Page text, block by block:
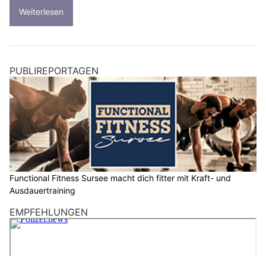
Weiterlesen
PUBLIREPORTAGEN
Functional Fitness Sursee macht dich fitter mit Kraft- und
Ausdauertraining
EMPFEHLUNGEN